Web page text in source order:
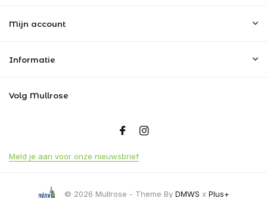
Mijn account
Informatie
Volg Mullrose
Meld je aan voor onze nieuwsbrief
© 2026 Mullrose - Theme By DMWS x Plus+